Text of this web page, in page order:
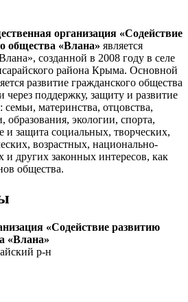
организация «Содействие
общества «Влана» является
созданной в 2008 году в селе
района Крыма. Основной
развитие гражданского общества
поддержку, защиту и развитие
материнства, отцовства,
образования, экологии, спорта,
и защита социальных, творческих,
возрастных, национально-
и других законных интересов, как
общества.
«Содействие развитию
«Влана»
р-н